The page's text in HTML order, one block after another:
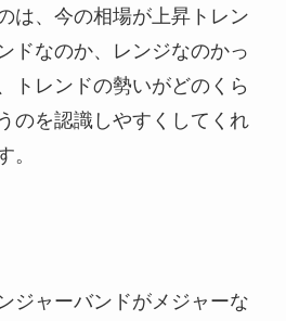
は、 今の相場が上昇トレン
ドなのか、レンジなのかっ
トレンドの勢いがどのくら
のを認識しやすくしてくれ
。
ジャーバンドがメジャーな